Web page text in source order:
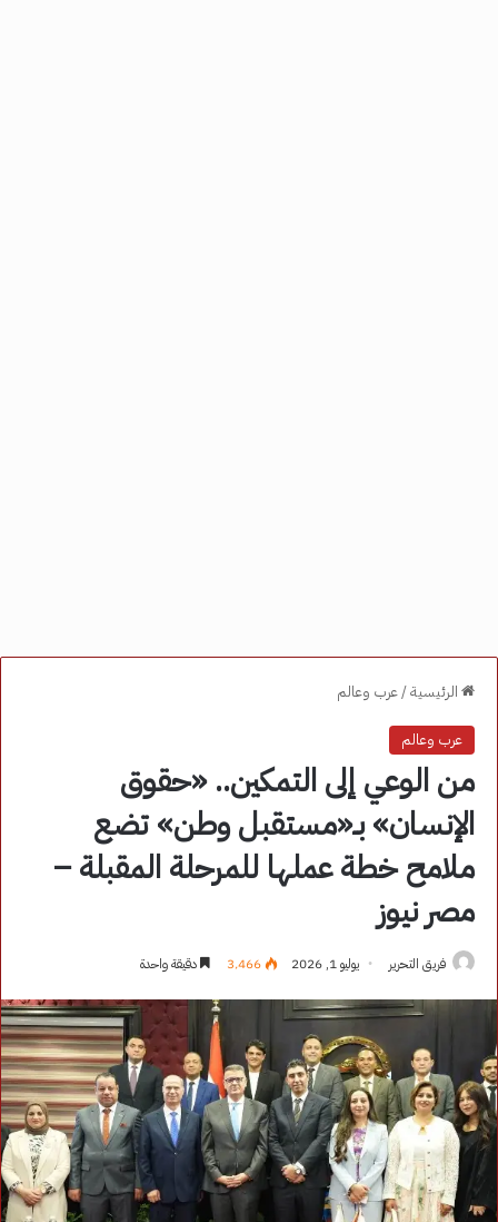
الرئيسية/عرب وعالم
عرب وعالم
من الوعي إلى التمكين.. «حقوق
الإنسان» بـ«مستقبل وطن» تضع
ملامح خطة عملها للمرحلة المقبلة –
مصر نيوز
فريق التحرير يوليو 1, 2026 3٬466 دقيقة واحدة